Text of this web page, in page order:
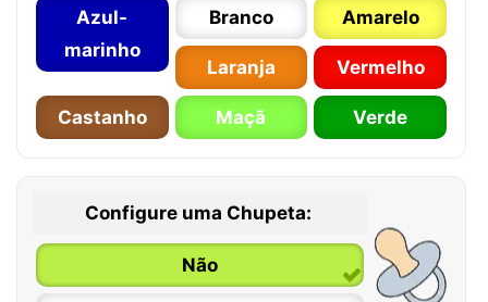
Azul-
marinho
Branco Amarelo
Laranja Vermelho
Castanho Maçã Verde
Configure uma Chupeta:
Não